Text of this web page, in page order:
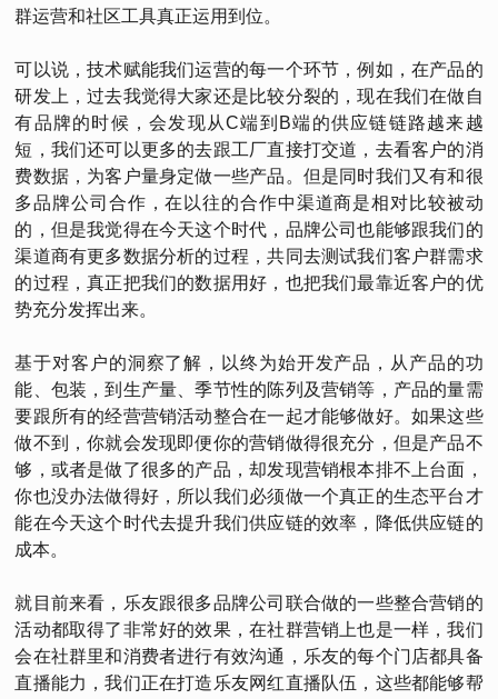
群运营和社区工具真正运用到位。
可以说，技术赋能我们运营的每一个环节，例如，在产品的
研发上，过去我觉得大家还是比较分裂的，现在我们在做自
有品牌的时候，会发现从C端到B端的供应链链路越来越
短，我们还可以更多的去跟工厂直接打交道，去看客户的消
费数据，为客户量身定做一些产品。但是同时我们又有和很
多品牌公司合作，在以往的合作中渠道商是相对比较被动
的，但是我觉得在今天这个时代，品牌公司也能够跟我们的
渠道商有更多数据分析的过程，共同去测试我们客户群需求
的过程，真正把我们的数据用好，也把我们最靠近客户的优
势充分发挥出来。
基于对客户的洞察了解，以终为始开发产品，从产品的功
能、包装，到生产量、季节性的陈列及营销等，产品的量需
要跟所有的经营营销活动整合在一起才能够做好。如果这些
做不到，你就会发现即便你的营销做得很充分，但是产品不
够，或者是做了很多的产品，却发现营销根本排不上台面，
你也没办法做得好，所以我们必须做一个真正的生态平台才
能在今天这个时代去提升我们供应链的效率，降低供应链的
成本。
就目前来看，乐友跟很多品牌公司联合做的一些整合营销的
活动都取得了非常好的效果，在社群营销上也是一样，我们
会在社群里和消费者进行有效沟通，乐友的每个门店都具备
直播能力，我们正在打造乐友网红直播队伍，这些都能够帮